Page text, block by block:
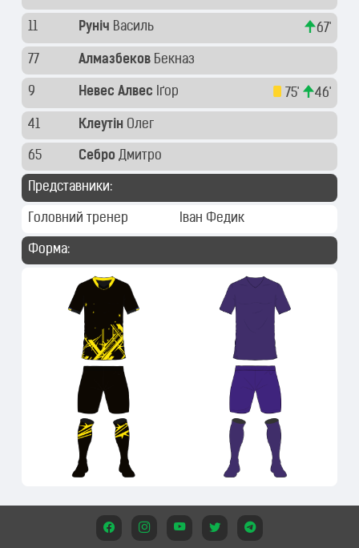
11 Руніч Василь 67'
77 Алмазбеков Бекназ
9 Невес Алвес Іґор 75' 46'
41 Клеутін Олег
65 Себро Дмитро
Представники:
Головний тренер Іван Федик
Форма: